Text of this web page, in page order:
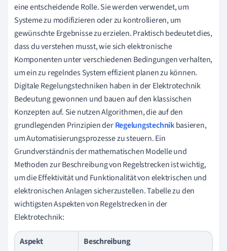
eine entscheidende Rolle. Sie werden verwendet, um
Systeme zu modifizieren oder zu kontrollieren, um
gewünschte Ergebnisse zu erzielen. Praktisch bedeutet dies,
dass du verstehen musst, wie sich elektronische
Komponenten unter verschiedenen Bedingungen verhalten,
um ein zu regelndes System effizient planen zu können.
Digitale Regelungstechniken haben in der Elektrotechnik
Bedeutung gewonnen und bauen auf den klassischen
Konzepten auf. Sie nutzen Algorithmen, die auf den
grundlegenden Prinzipien derRegelungstechnikbasieren,
um Automatisierungsprozesse zu steuern. Ein
Grundverständnis der mathematischen Modelle und
Methoden zur Beschreibung von Regelstrecken ist wichtig,
um die Effektivität und Funktionalität von elektrischen und
elektronischen Anlagen sicherzustellen. Tabelle zu den
wichtigsten Aspekten von Regelstrecken in der
Elektrotechnik:
Aspekt Beschreibung